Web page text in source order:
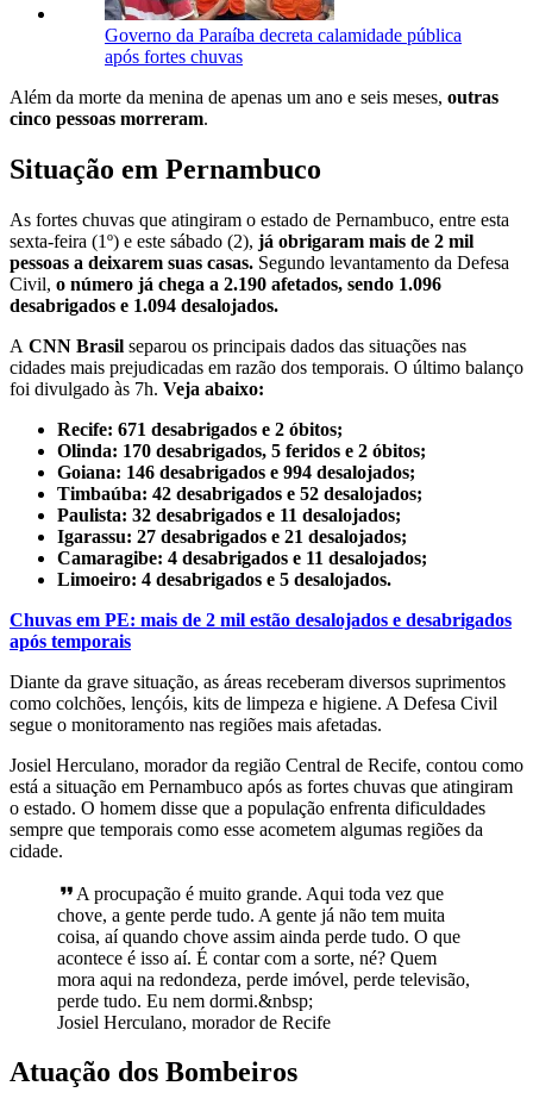
Governo da Paraíba decreta calamidade pública
após fortes chuvas
Além da morte da menina de apenas um ano e seis meses, outras
cinco pessoas morreram.
Situação em Pernambuco
As fortes chuvas que atingiram o estado de Pernambuco, entre esta
sexta-feira (1º) e este sábado (2), já obrigaram mais de 2 mil
pessoas a deixarem suas casas. Segundo levantamento da Defesa
Civil, o número já chega a 2.190 afetados, sendo 1.096
desabrigados e 1.094 desalojados.
A CNN Brasil separou os principais dados das situações nas
cidades mais prejudicadas em razão dos temporais. O último balanço
foi divulgado às 7h. Veja abaixo:
Recife: 671 desabrigados e 2 óbitos;
Olinda: 170 desabrigados, 5 feridos e 2 óbitos;
Goiana: 146 desabrigados e 994 desalojados;
Timbaúba: 42 desabrigados e 52 desalojados;
Paulista: 32 desabrigados e 11 desalojados;
Igarassu: 27 desabrigados e 21 desalojados;
Camaragibe: 4 desabrigados e 11 desalojados;
Limoeiro: 4 desabrigados e 5 desalojados.
Chuvas em PE: mais de 2 mil estão desalojados e desabrigados
após temporais
Diante da grave situação, as áreas receberam diversos suprimentos
como colchões, lençóis, kits de limpeza e higiene. A Defesa Civil
segue o monitoramento nas regiões mais afetadas.
Josiel Herculano, morador da região Central de Recife, contou como
está a situação em Pernambuco após as fortes chuvas que atingiram
o estado. O homem disse que a população enfrenta dificuldades
sempre que temporais como esse acometem algumas regiões da
cidade.
A procupação é muito grande. Aqui toda vez que
chove, a gente perde tudo. A gente já não tem muita
coisa, aí quando chove assim ainda perde tudo. O que
acontece é isso aí. É contar com a sorte, né? Quem
mora aqui na redondeza, perde imóvel, perde televisão,
perde tudo. Eu nem dormi.&nbsp;
Josiel Herculano, morador de Recife
Atuação dos Bombeiros